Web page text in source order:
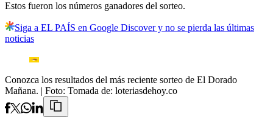
Estos fueron los números ganadores del sorteo.
Siga a EL PAÍS en Google Discover y no se pierda las últimas
noticias
Conozca los resultados del más reciente sorteo de El Dorado
Mañana. | Foto: Tomada de: loteriasdehoy.co